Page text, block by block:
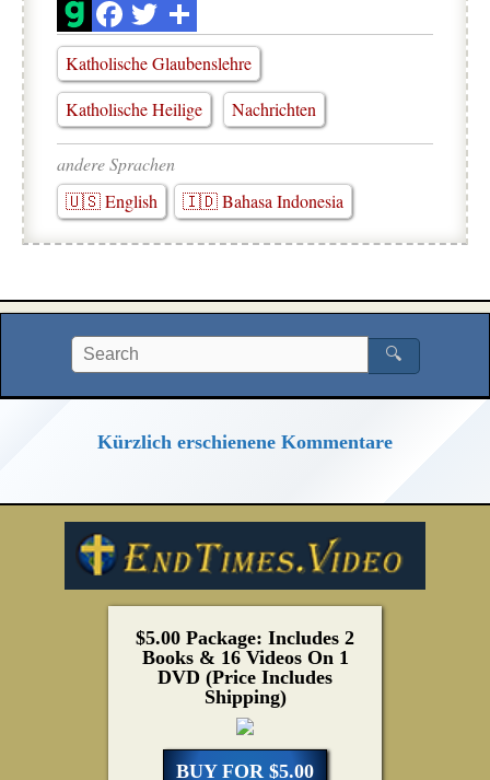
Katholische Glaubenslehre
Katholische Heilige
Nachrichten
andere Sprachen
🇺🇸 English
🇮🇩 Bahasa Indonesia
🔍
Kürzlich erschienene Kommentare
$5.00 Package: Includes 2
Books & 16 Videos On 1
DVD (Price Includes
Shipping)
BUY FOR $5.00